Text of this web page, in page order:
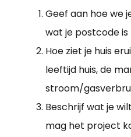
Geef aan hoe we
wat je postcode
Hoe ziet je huis
leeftijd huis, de
stroom/
Beschrijf wat je
mag het project